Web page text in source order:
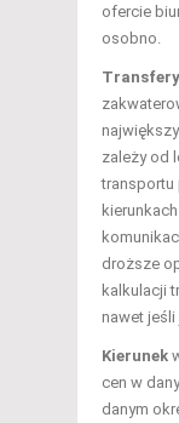
ofercie
osobno.
Transfery
zależy od
transportu
droższe
kalkulacji
nawet jeśli
Kierunek
cen w
danym